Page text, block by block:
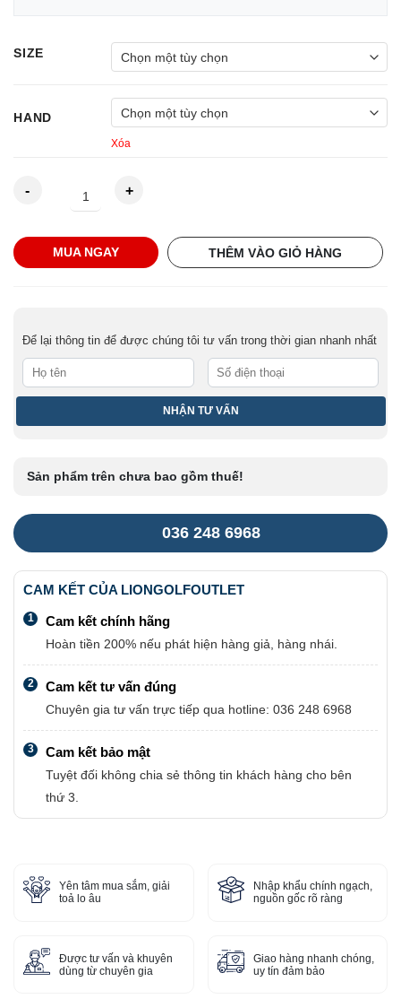
SIZE
HAND
Xóa
tay
Black
LH
số
THÊM VÀO GIỎ HÀNG
MUA NGAY
Để lại thông tin để được chúng tôi tư vấn trong thời gian nhanh nhất
Sản phẩm trên chưa bao gồm thuế!
036 248 6968
CAM KẾT CỦA LIONGOLFOUTLET
1 Cam kết chính hãng
Hoàn tiền 200% nếu phát hiện hàng giả, hàng nhái.
2 Cam kết tư vấn đúng
Chuyên gia tư vấn trực tiếp qua hotline: 036 248 6968
3 Cam kết bảo mật
Tuyệt đối không chia sẻ thông tin khách hàng cho bên
thứ 3.
Yên tâm mua sắm, giải
toả lo âu
Nhập khẩu chính ngạch,
nguồn gốc rõ ràng
Được tư vấn và khuyên
dùng từ chuyên gia
Giao hàng nhanh chóng,
uy tín đảm bảo